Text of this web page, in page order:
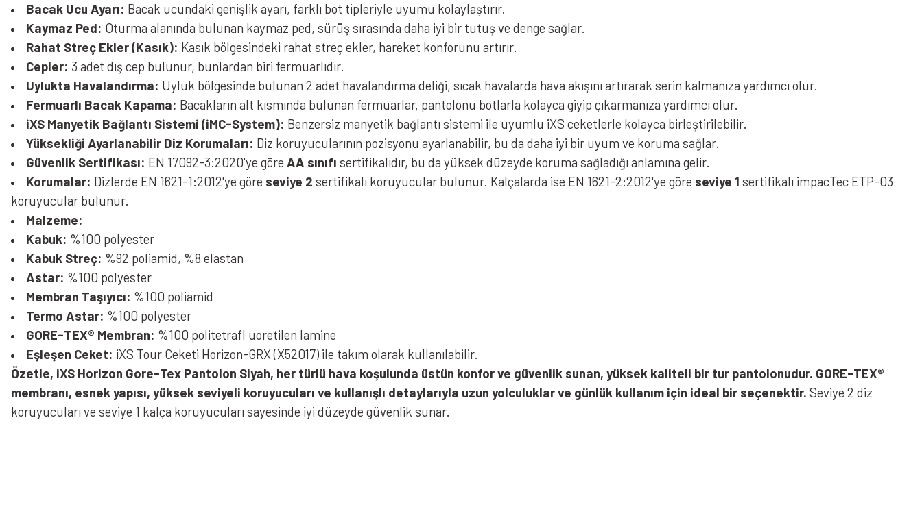
Bacak Ucu Ayarı: Bacak ucundaki genişlik ayarı, farklı bot tipleriyle uyumu kolaylaştırır.
Kaymaz Ped: Oturma alanında bulunan kaymaz ped, sürüş sırasında daha iyi bir tutuş ve denge sağlar.
Rahat Streç Ekler (Kasık): Kasık bölgesindeki rahat streç ekler, hareket konforunu artırır.
Cepler: 3 adet dış cep bulunur, bunlardan biri fermuarlıdır.
Uylukta Havalandırma: Uyluk bölgesinde bulunan 2 adet havalandırma deliği, sıcak havalarda hava akışını artırarak serin kalmanıza yardımcı olur.
Fermuarlı Bacak Kapama: Bacakların alt kısmında bulunan fermuarlar, pantolonu botlarla kolayca giyip çıkarmanıza yardımcı olur.
iXS Manyetik Bağlantı Sistemi (iMC-System): Benzersiz manyetik bağlantı sistemi ile uyumlu iXS ceketlerle kolayca birleştirilebilir.
Yüksekliği Ayarlanabilir Diz Korumaları: Diz koruyucularının pozisyonu ayarlanabilir, bu da daha iyi bir uyum ve koruma sağlar.
Güvenlik Sertifikası: EN 17092-3:2020'ye göre AA sınıfı sertifikalıdır, bu da yüksek düzeyde koruma sağladığı anlamına gelir.
Korumalar: Dizlerde EN 1621-1:2012'ye göre seviye 2 sertifikalı koruyucular bulunur. Kalçalarda ise EN 1621-2:2012'ye göre seviye 1 sertifikalı impacTec ETP-03
koruyucular bulunur.
Malzeme:
Kabuk: %100 polyester
Kabuk Streç: %92 poliamid, %8 elastan
Astar: %100 polyester
Membran Taşıyıcı: %100 poliamid
Termo Astar: %100 polyester
GORE-TEX® Membran: %100 politetrafl uoretilen lamine
Eşleşen Ceket: iXS Tour Ceketi Horizon-GRX (X52017) ile takım olarak kullanılabilir.
Özetle, iXS Horizon Gore-Tex Pantolon Siyah, her türlü hava koşulunda üstün konfor ve güvenlik sunan, yüksek kaliteli bir tur pantolonudur. GORE-TEX®
membranı, esnek yapısı, yüksek seviyeli koruyucuları ve kullanışlı detaylarıyla uzun yolculuklar ve günlük kullanım için ideal bir seçenektir. Seviye 2 diz
koruyucuları ve seviye 1 kalça koruyucuları sayesinde iyi düzeyde güvenlik sunar.